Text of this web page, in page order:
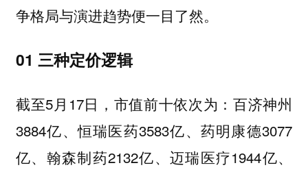
争格局与演进趋势便一目了然。
01 三种定价逻辑
截至5月17日，市值前十依次为：百济神州
3884亿、恒瑞医药3583亿、药明康德3077
亿、翰森制药2132亿、迈瑞医疗1944亿、